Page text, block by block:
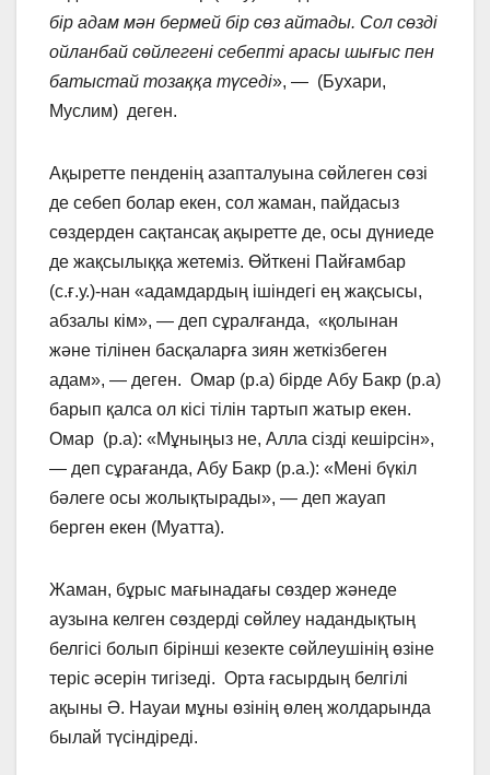
бір адам мән бермей бір сөз айтады. Сол сөзді
ойланбай сөйлегені себепті арасы шығыс пен
батыстай тозаққа түседі», — (Бухари,
Муслим) деген.
Ақыретте пенденің азапталуына сөйлеген сөзі
де себеп болар екен, сол жаман, пайдасыз
сөздерден сақтансақ ақыретте де, осы дүниеде
де жақсылыққа жетеміз. Өйткені Пайғамбар
(с.ғ.у.)-нан «адамдардың ішіндегі ең жақсысы,
абзалы кім», — деп сұралғанда, «қолынан
және тілінен басқаларға зиян жеткізбеген
адам», — деген. Омар (р.а) бірде Абу Бакр (р.а)
барып қалса ол кісі тілін тартып жатыр екен.
Омар (р.а): «Мұныңыз не, Алла сізді кешірсін»,
— деп сұрағанда, Абу Бакр (р.а.): «Мені бүкіл
бәлеге осы жолықтырады», — деп жауап
берген екен (Муатта).
Жаман, бұрыс мағынадағы сөздер жәнеде
аузына келген сөздерді сөйлеу надандықтың
белгісі болып бірінші кезекте сөйлеушінің өзіне
теріс әсерін тигізеді. Орта ғасырдың белгілі
ақыны Ә. Науаи мұны өзінің өлең жолдарында
былай түсіндіреді.